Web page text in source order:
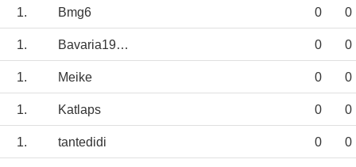
1. Bmg6 0 0
1. Bavaria1964 0 0
1. Meike 0 0
1. Katlaps 0 0
1. tantedidi 0 0